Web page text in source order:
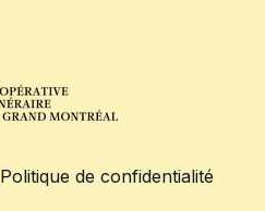
Politique de confidentialité